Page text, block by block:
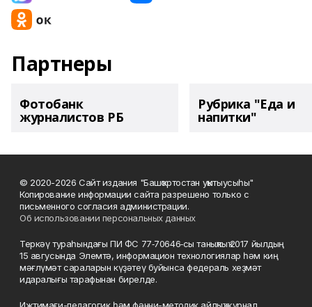
Партнеры
Фотобанк
журналистов РБ
Рубрика "Еда и
напитки"
© 2020-2026 Сайт издания "Башҡортостан уҡытыусыһы"
Копирование информации сайта разрешено только с
письменного согласия администрации.
Об использовании персональных данных
Теркәү тураһындағы ПИ ФС 77‑70646‑сы таныҡлыҡ 2017 йылдың
15 авгусында Элемтә, информацион технологиялар һәм киң
мәғлүмәт сараларын күҙәтеү буйынса федераль хеҙмәт
идаралығы тарафынан бирелде.